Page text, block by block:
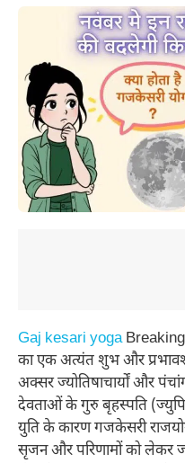
Gaj kesari yogaBreaking
का एक अत्यंत शुभ और
अक्सर ज्योतिषाचार्यों और
देवताओं के गुरु बृहस्पति
युति के कारण गजकेसरी
सृजन और परिणामों को लेकर